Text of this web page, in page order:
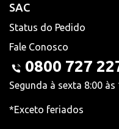
SAC
Status do Pedido
Fale Conosco
0800 727
Segunda à sexta 8:00 às
*Exceto feriados